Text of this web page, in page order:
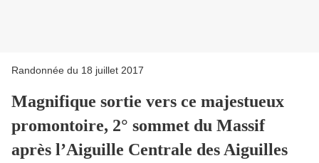
Randonnée du 18 juillet 2017
Magnifique sortie vers ce majestueux
promontoire, 2° sommet du Massif
après l’Aiguille Centrale des Aiguilles